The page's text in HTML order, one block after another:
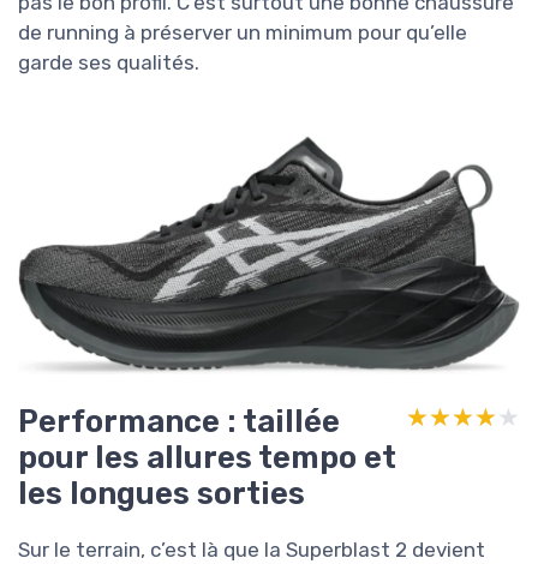
de running à préserver un minimum pour qu’elle
garde ses qualités.
Performance : taillée
pour les allures tempo et
les longues sorties
★★★★★
★★★★★
Sur le terrain, c’est là que la Superblast 2 devient